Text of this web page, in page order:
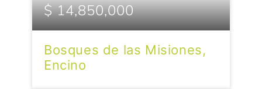
$ 14,850,000
Bosques de las Misiones,
Encino